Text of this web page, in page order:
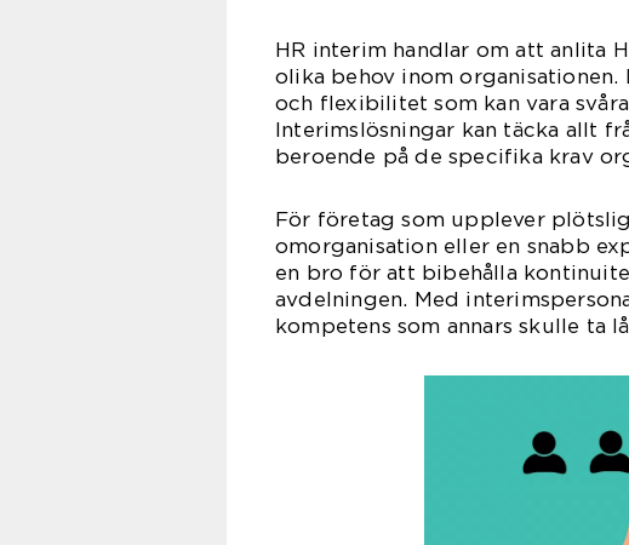
HR interim handlar om att anlita
olika behov inom
och flexibilitet som kan vara
Interimslösningar kan täcka allt
beroende på de specifika krav
För företag som upplever
omorganisation eller en snabb
en bro för att bibehålla
avdelningen. Med
kompetens som annars skulle ta